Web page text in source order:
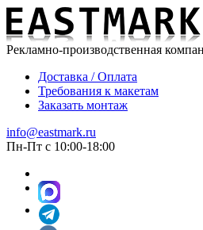
Рекламно-производственная
Доставка / Оплата
Требования к макетам
Заказать монтаж
info@eastmark.ru
Пн-Пт с 10:00-18:00